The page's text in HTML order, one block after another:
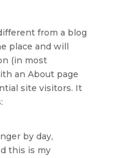
from a blog
place and will
(in most
an About page
site visitors. It
by day,
this is my